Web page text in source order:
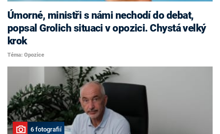
Úmorné, ministři s námi nechodí do debat,
popsal Grolich situaci v opozici. Chystá velký
krok
Téma: Opozice
6 fotografií